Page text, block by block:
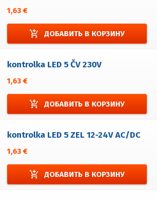
1,63 €
add_shopping_cart ДОБАВИТЬ В КОРЗИНУ
kontrolka LED 5 ČV 230V
1,63 €
add_shopping_cart ДОБАВИТЬ В КОРЗИНУ
kontrolka LED 5 ZEL 12-24V AC/DC
1,63 €
add_shopping_cart ДОБАВИТЬ В КОРЗИНУ